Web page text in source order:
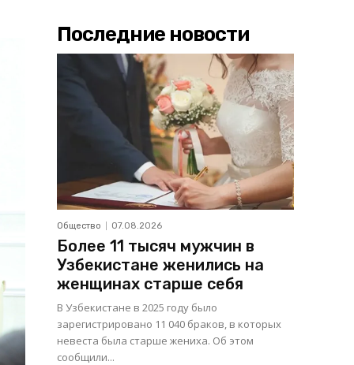
Последние новости
Общество 07.08.2026
Более 11 тысяч мужчин в
Узбекистане женились на
женщинах старше себя
В Узбекистане в 2025 году было
зарегистрировано 11 040 браков, в которых
невеста была старше жениха. Об этом
сообщили...